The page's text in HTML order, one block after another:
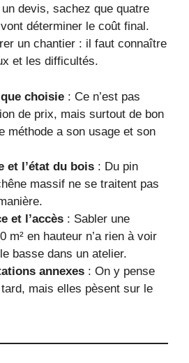
devis, sachez que quatre
déterminer le coût final.
un chantier : il faut connaître
et les difficultés.
choisie : Ce n’est pas
de prix, mais surtout de bon
méthode a son usage et son
et l’état du bois : Du pin
massif ne se traitent pas
et l’accès : Sabler une
m² en hauteur n’a rien à voir
basse dans un atelier.
annexes : On y pense
mais elles pèsent sur le